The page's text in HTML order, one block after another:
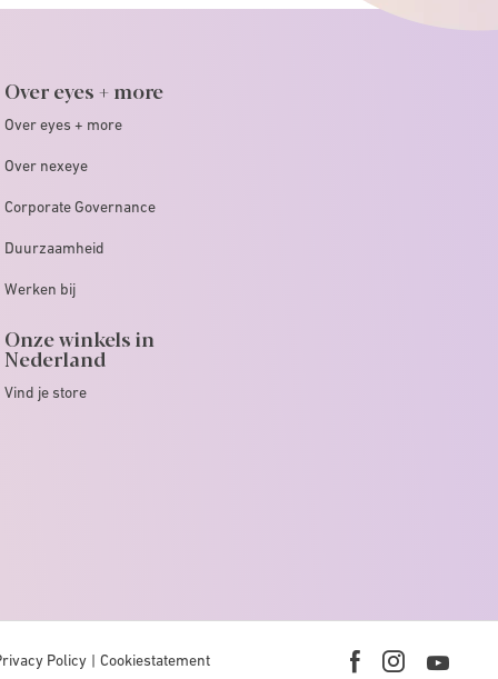
Over eyes + more
Over eyes + more
Over nexeye
Corporate Governance
Duurzaamheid
Werken bij
Onze winkels in
Nederland
Vind je store
Policy Cookiestatement